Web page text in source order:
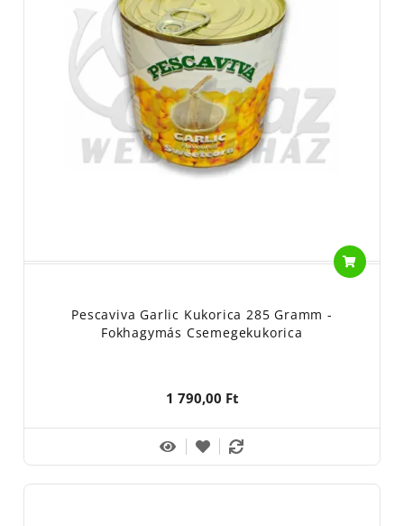
Hogyan használd a Pescaviva kukoricát?
Horogcsaliként:Tökéletes mérete miatt ideális közvetlenül a
horogra tűzve, csalitüskén vagy hajszálelőkén felkínálva.
Etetőanyag dúsítására:Nélkülözhetetlen adaléka a method
mixeknek, spod mixeknek és az alap etetőanyagoknak. A
színes, aromás szemek vizuálisan is ingerlik a halakat, és az
etetésen tartják őket.
pontyra, amurra
Pescaviva Garlic Kukorica 285 Gramm -
Fokhagymás Csemegekukorica
1 790,00 Ft